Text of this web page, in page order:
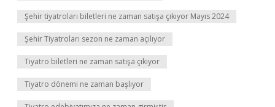
Şehir tiyatroları biletleri ne zaman satışa çıkıyor Mayıs 2024
Şehir Tiyatroları sezon ne zaman açılıyor
Tiyatro biletleri ne zaman satışa çıkıyor
Tiyatro dönemi ne zaman başlıyor